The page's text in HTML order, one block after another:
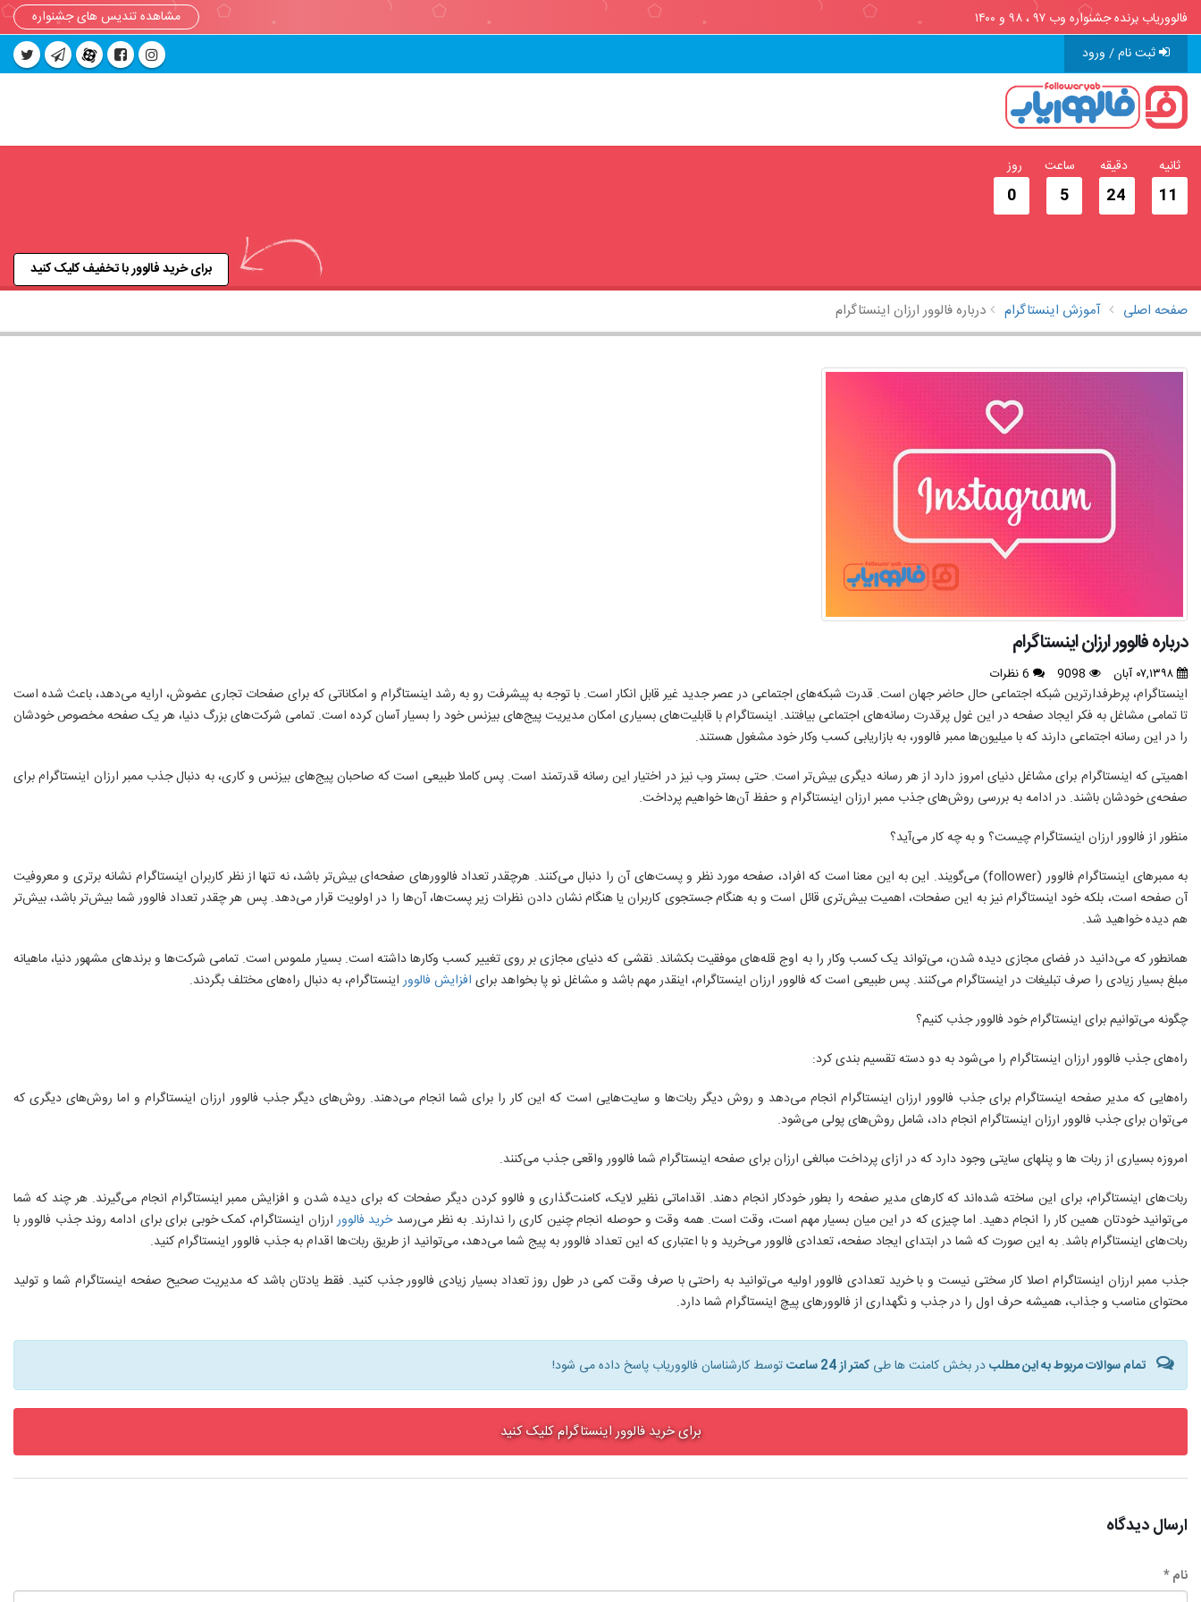
فالووریاب برنده جشنواره وب ۹۷ ، ۹۸ و ۱۴۰۰
مشاهده تندیس های جشنواره
ثبت نام / ورود
10
ثانیه
24
دقیقه
5
ساعت
0
روز
برای خرید فالوور با تخفیف کلیک کنید
صفحه اصلی آموزش اینستاگرام درباره فالوور ارزان اینستاگرام
درباره فالوور ارزان اینستاگرام
اینستاگرام، پرطرفدارترین شبکه اجتماعی حال حاضر جهان است. قدرت شبکه‌های اجتماعی در عصر جدید غیر قابل انکار است. با توجه به پیشرفت رو به رشد اینستاگرام و امکاناتی که برای صفحات تجاری عضوش، ارایه می‌دهد، باعث شده است
تا تمامی مشاغل به فکر ایجاد صفحه در این غول پرقدرت رسانه‌های اجتماعی بیافتند. اینستاگرام با قابلیت‌های بسیاری امکان مدیریت پیج‌های بیزنس خود را بسیار آسان کرده است. تمامی شرکت‌های بزرگ دنیا، هر یک صفحه مخصوص خودشان
را در این رسانه اجتماعی دارند که با میلیون‌ها ممبر فالوور، به بازاریابی کسب ‌وکار خود مشغول هستند.
اهمیتی که اینستاگرام برای مشاغل دنیای امروز دارد از هر رسانه دیگری بیش‌تر است. حتی بستر وب نیز در اختیار این رسانه قدرتمند است. پس کاملا طبیعی است که صاحبان پیج‌های بیزنس و کاری، به دنبال جذب ممبر ارزان اینستاگرام برای
صفحه‌ی خودشان باشند. در ادامه به بررسی روش‌های جذب ممبر ارزان اینستاگرام و حفظ آن‌ها خواهیم پرداخت.
منظور از فالوور ارزان اینستاگرام چیست؟ و به چه کار می‌آید؟
به ممبرهای اینستاگرام فالوور (follower) می‌گویند. این به این معنا است که افراد، صفحه مورد نظر و پست‌های آن را دنبال می‌کنند. هرچقدر تعداد فالوور‌های صفحه‌ای بیش‌تر باشد، نه تنها از نظر کاربران اینستاگرام نشانه برتری و معروفیت
آن صفحه است، بلکه خود اینستاگرام نیز به این صفحات، اهمیت بیش‌تری قائل است و به هنگام جستجوی کاربران یا هنگام نشان دادن نظرات زیر پست‌ها، آن‌ها را در اولویت قرار می‌دهد. پس هر چقدر تعداد فالوور شما بیش‌تر باشد، بیش‌تر
هم دیده خواهید شد.
همانطور که می‌دانید در فضای مجازی دیده شدن، می‌تواند یک کسب ‌وکار را به اوج قله‌های موفقیت بکشاند. نقشی که دنیای مجازی بر روی تغییر کسب ‌وکارها داشته است. بسیار ملموس است. تمامی شرکت‌ها و برندهای مشهور دنیا، ماهیانه
مبلغ بسیار زیادی را صرف تبلیغات در اینستاگرام می‌کنند. پس طبیعی است که فالوور ارزان اینستاگرام، اینقدر مهم باشد و مشاغل نو پا بخواهد برای افزایش فالووراینستاگرام، به دنبال راه‌های مختلف بگردند.
چگونه می‌توانیم برای اینستاگرام خود فالوور جذب کنیم؟
راه‌های جذب فالوور ارزان اینستاگرام را می‌شود به دو دسته تقسیم بندی کرد:
راه‌هایی که مدیر صفحه اینستاگرام برای جذب فالوور ارزان اینستاگرام انجام می‌دهد و روش دیگر ربات‌ها و سایت‌هایی است که این کار را برای شما انجام می‌‌دهند. روش‌های دیگر جذب فالوور ارزان اینستاگرام و اما روش‌های دیگری که
می‌توان برای جذب فالوور ارزان اینستاگرام انجام داد، شامل روش‌های پولی می‌شود.
امروزه بسیاری از ربات ها و پنلهای سایتی وجود دارد که در ازای پرداخت مبالغی ارزان برای صفحه اینستاگرام شما فالوور واقعی جذب می‌کنند.
ربات‌های اینستاگرام، برای این ساخته شده‌اند که کار‌های مدیر صفحه را بطور خودکار انجام دهند. اقداماتی نظیر لایک، کامنت‌گذاری و فالوو کردن دیگر صفحات که برای دیده شدن و افزایش ممبر اینستاگرام انجام می‌گیرند. هر چند که شما
می‌توانید خودتان همین کار را انجام دهید. اما چیزی که در این میان بسیار مهم است، وقت است. همه وقت و حوصله انجام چنین کاری را ندارند. به نظر می‌رسدخرید فالوورارزان اینستاگرام، کمک خوبی برای برای ادامه روند جذب فالوور با
ربات‌های اینستاگرام باشد. به این صورت که شما در ابتدای ایجاد صفحه، تعدادی فالوور می‌خرید و با اعتباری که این تعداد فالوور به پیج شما می‌دهد، می‌توانید از طریق ربات‌ها اقدام به جذب فالوور اینستاگرام کنید.
جذب ممبر ارزان اینستاگرام اصلا کار سختی نیست و با خرید تعدادی فالوور اولیه می‌توانید به راحتی با صرف وقت کمی در طول روز تعداد بسیار زیادی فالوور جذب کنید. فقط یادتان باشد که مدیریت صحیح صفحه اینستاگرام شما و تولید
محتوای مناسب و جذاب، همیشه حرف اول را در جذب و نگهداری از فالوورهای پیچ اینستاگرام شما دارد.
تمام سوالات مربوط به این مطلبدر بخش کامنت ها طیکمتر از 24 ساعت توسط کارشناسان فالووریاب پاسخ داده می شود!
برای خرید فالوور اینستاگرام کلیک کنید
ارسال دیدگاه
نام *